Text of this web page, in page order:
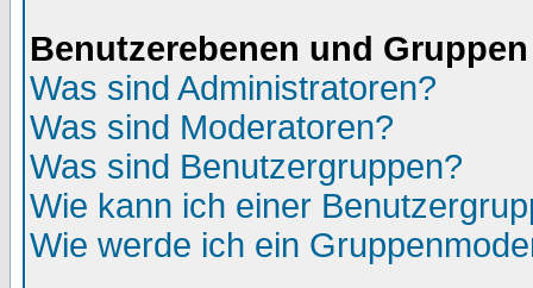
Benutzerebenen und Gruppen
Was sind Administratoren?
Was sind Moderatoren?
Was sind Benutzergruppen?
Wie kann ich einer
Wie werde ich ein